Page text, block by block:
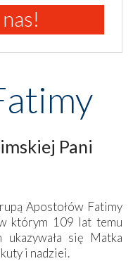
Pani
Apostołów Fatimy
którym 109 lat temu
się Matka
i nadziei.